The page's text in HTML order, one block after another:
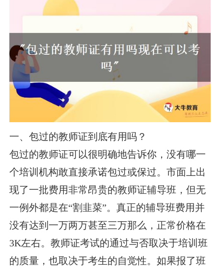
一、包过的教师证到底有用吗？
包过的教师证可以很明确地告诉你，没有哪一
个培训机构敢直接承诺包过或保过。市面上出
现了一批费用非常昂贵的教师证辅导班，但无
一例外都是在“割韭菜”。真正的辅导班费用并
没有达到一万两万甚至三万那么，正常价格在
3K左右。教师证考试的通过与否取决于培训班
的质量，也取决于考生的自觉性。如果报了班